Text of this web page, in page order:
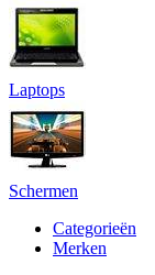
Laptops
Schermen
Categorieën
Merken